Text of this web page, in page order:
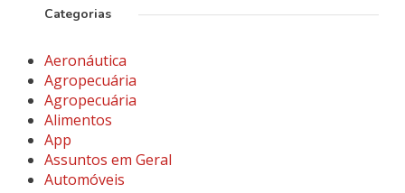
Categorias
Aeronáutica
Agropecuária
Agropecuária
Alimentos
App
Assuntos em Geral
Automóveis